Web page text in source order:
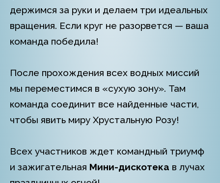
держимся за руки и делаем три идеальных
вращения. Если круг не разорвется — ваша
команда победила!
После прохождения всех водных миссий
мы переместимся в «сухую зону». Там
команда соединит все найденные части,
чтобы явить миру Хрустальную Розу!
Всех участников ждет командный триумф
и зажигательная Мини-дискотека в лучах